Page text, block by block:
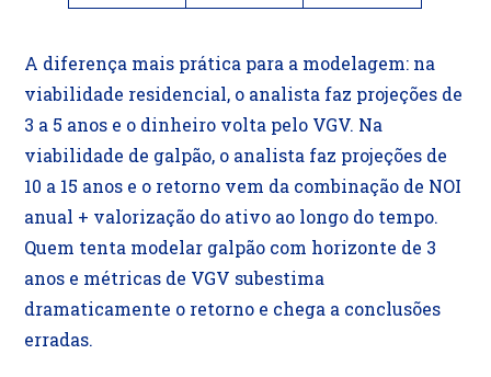
A diferença mais prática para a modelagem: na
viabilidade residencial, o analista faz projeções de
3 a 5 anos e o dinheiro volta pelo VGV. Na
viabilidade de galpão, o analista faz projeções de
10 a 15 anos e o retorno vem da combinação de NOI
anual + valorização do ativo ao longo do tempo.
Quem tenta modelar galpão com horizonte de 3
anos e métricas de VGV subestima
dramaticamente o retorno e chega a conclusões
erradas.